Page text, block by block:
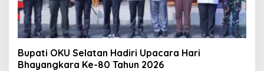
Bupati OKU Selatan Hadiri Upacara Hari
Bhayangkara Ke-80 Tahun 2026